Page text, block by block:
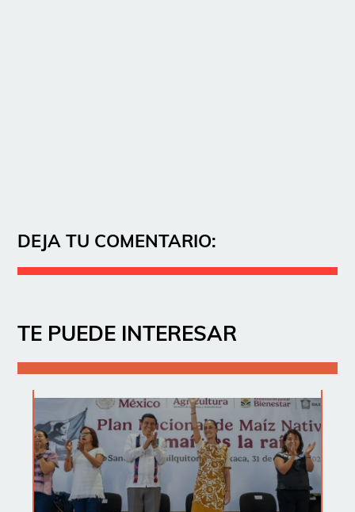
DEJA TU COMENTARIO:
TE PUEDE INTERESAR